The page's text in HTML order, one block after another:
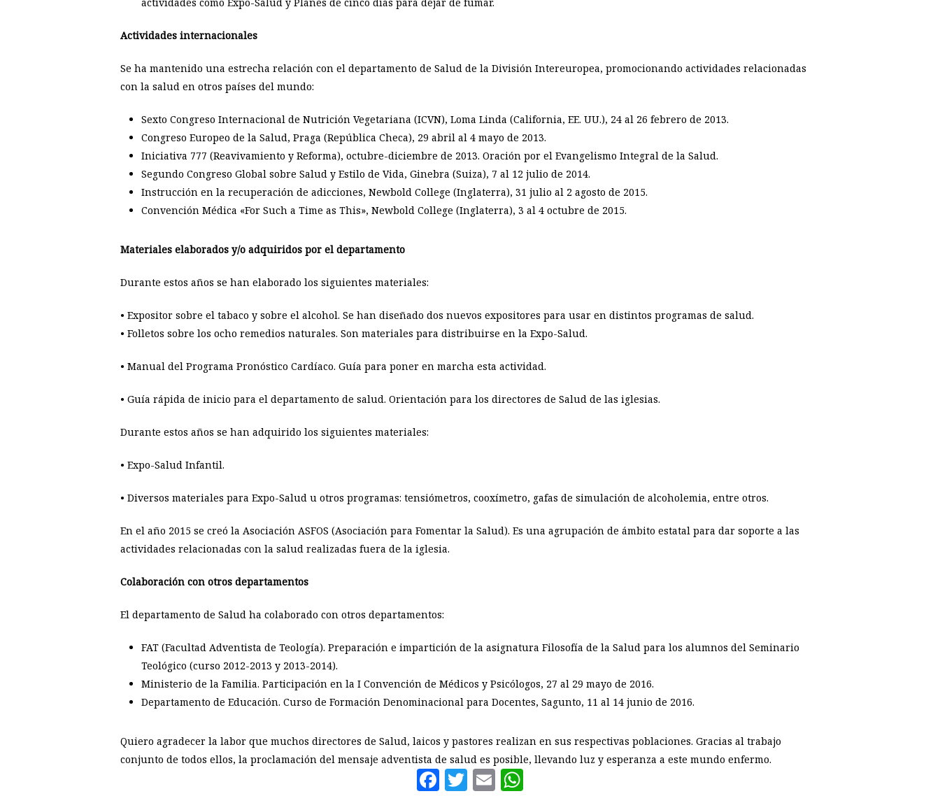
Actividades internacionales
Se ha mantenido una estrecha relación con el departamento de Salud de la División Intereuropea, promocionando actividades relacionadas
con la salud en otros países del mundo:
Sexto Congreso Internacional de Nutrición Vegetariana (ICVN), Loma Linda (California, EE. UU.), 24 al 26 febrero de 2013.
Congreso Europeo de la Salud, Praga (República Checa), 29 abril al 4 mayo de 2013.
Iniciativa 777 (Reavivamiento y Reforma), octubre-diciembre de 2013. Oración por el Evangelismo Integral de la Salud.
Segundo Congreso Global sobre Salud y Estilo de Vida, Ginebra (Suiza), 7 al 12 julio de 2014.
Instrucción en la recuperación de adicciones, Newbold College (Inglaterra), 31 julio al 2 agosto de 2015.
Convención Médica «For Such a Time as This», Newbold College (Inglaterra), 3 al 4 octubre de 2015.
Materiales elaborados y/o adquiridos por el departamento
Durante estos años se han elaborado los siguientes materiales:
• Expositor sobre el tabaco y sobre el alcohol. Se han diseñado dos nuevos expositores para usar en distintos programas de salud.
• Folletos sobre los ocho remedios naturales. Son materiales para distribuirse en la Expo-Salud.
• Manual del Programa Pronóstico Cardíaco. Guía para poner en marcha esta actividad.
• Guía rápida de inicio para el departamento de salud. Orientación para los directores de Salud de las iglesias.
Durante estos años se han adquirido los siguientes materiales:
• Expo-Salud Infantil.
• Diversos materiales para Expo-Salud u otros programas: tensiómetros, cooxímetro, gafas de simulación de alcoholemia, entre otros.
En el año 2015 se creó la Asociación ASFOS (Asociación para Fomentar la Salud). Es una agrupación de ámbito estatal para dar soporte a las
actividades relacionadas con la salud realizadas fuera de la iglesia.
Colaboración con otros departamentos
El departamento de Salud ha colaborado con otros departamentos:
FAT (Facultad Adventista de Teología). Preparación e impartición de la asignatura Filosofía de la Salud para los alumnos del Seminario
Teológico (curso 2012-2013 y 2013-2014).
Ministerio de la Familia. Participación en la I Convención de Médicos y Psicólogos, 27 al 29 mayo de 2016.
Departamento de Educación. Curso de Formación Denominacional para Docentes, Sagunto, 11 al 14 junio de 2016.
Quiero agradecer la labor que muchos directores de Salud, laicos y pastores realizan en sus respectivas poblaciones. Gracias al trabajo
conjunto de todos ellos, la proclamación del mensaje adventista de salud es posible, llevando luz y esperanza a este mundo enfermo.
Facebook
Twitter
Email